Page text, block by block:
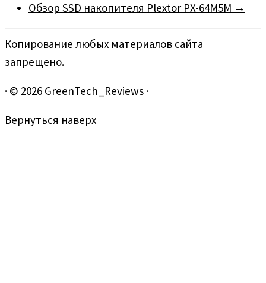
Обзор SSD накопителя Plextor PX-64M5M →
Копирование любых материалов сайта
запрещено.
· © 2026 GreenTech_Reviews ·
Вернуться наверх